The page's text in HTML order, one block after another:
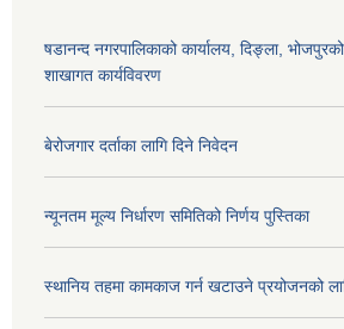
षडानन्द नगरपालिकाको कार्यालय, दिङ्ला,
शाखागत कार्यविवरण
बेरोजगार दर्ताका लागि दिने निवेदन
न्यूनतम मूल्य निर्धारण समितिको निर्णय पुस्तिका
स्थानिय तहमा कामकाज गर्न खटाउने प्रयोजनको